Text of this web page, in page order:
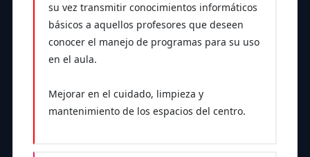
su vez transmitir conocimientos informáticos
básicos a aquellos profesores que deseen
conocer el manejo de programas para su uso
en el aula.
Mejorar en el cuidado, limpieza y
mantenimiento de los espacios del centro.